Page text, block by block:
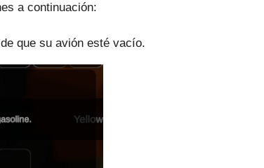
a continuación:
que su avión esté vacío.